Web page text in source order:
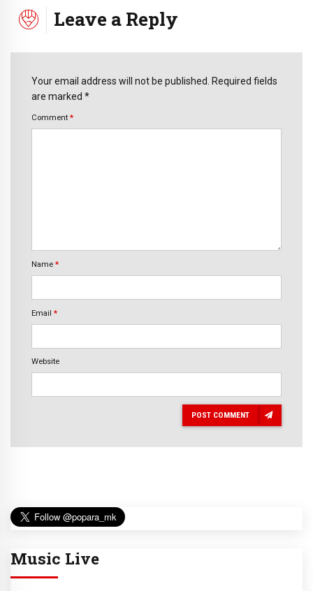
Leave a Reply
Your email address will not be published. Required fields
are marked *
Comment *
Name *
Email *
Website
POST COMMENT
Music Live